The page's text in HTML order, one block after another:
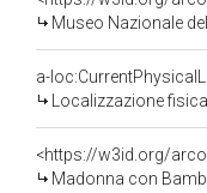
Museo Nazionale
a-
Localizzazione
<https://w3id.org/
Madonna con